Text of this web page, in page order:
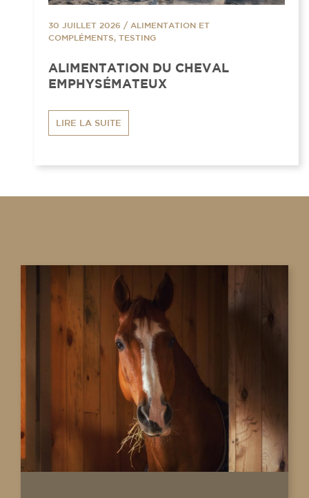
30 JUILLET 2026 / ALIMENTATION ET
COMPLÉMENTS, TESTING
ALIMENTATION DU CHEVAL
EMPHYSÉMATEUX
LIRE LA SUITE